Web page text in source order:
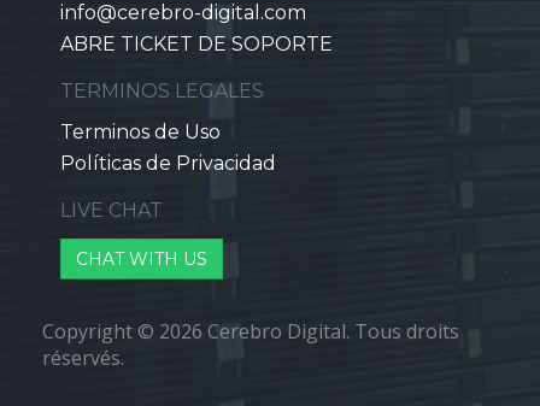
info@cerebro-digital.com
ABRE TICKET DE SOPORTE
TERMINOS LEGALES
Terminos de Uso
Políticas de Privacidad
LIVE CHAT
CHAT WITH US
Copyright © 2026 Cerebro Digital. Tous droits
réservés.